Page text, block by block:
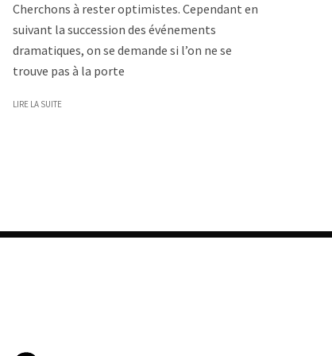
Cherchons à rester optimistes. Cependant en
suivant la succession des événements
dramatiques, on se demande si l’on ne se
trouve pas à la porte
LIRE LA SUITE